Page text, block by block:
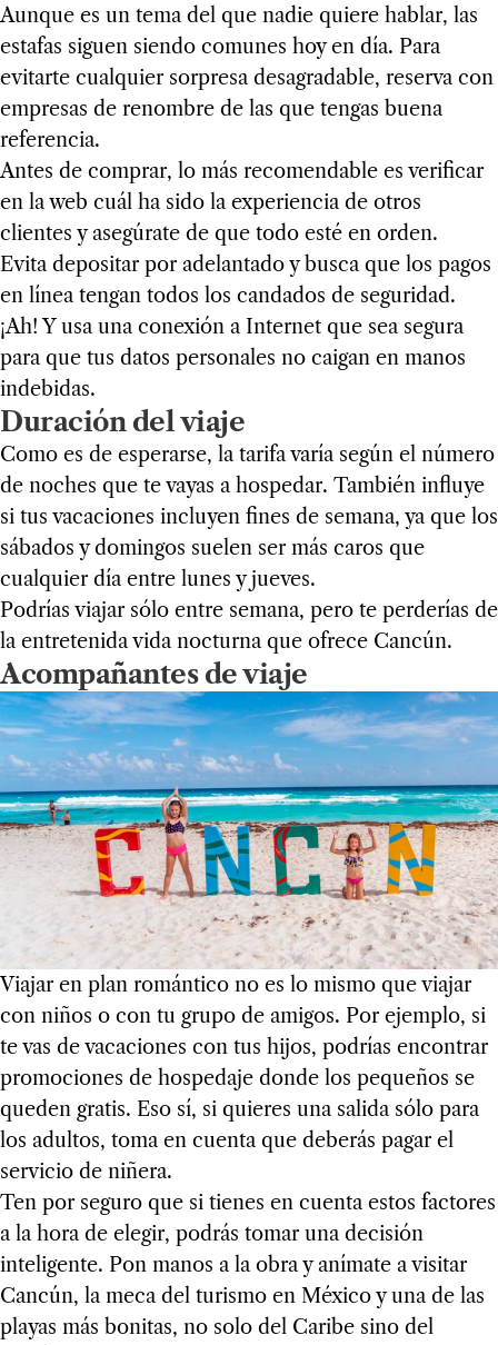
Aunque es un tema del que nadie quiere hablar, las
estafas siguen siendo comunes hoy en día. Para
evitarte cualquier sorpresa desagradable, reserva con
empresas de renombre de las que tengas buena
referencia.
Antes de comprar, lo más recomendable es verificar
en la web cuál ha sido la experiencia de otros
clientes y asegúrate de que todo esté en orden.
Evita depositar por adelantado y busca que los pagos
en línea tengan todos los candados de seguridad.
¡Ah! Y usa una conexión a Internet que sea segura
para que tus datos personales no caigan en manos
indebidas.
Duración del viaje
Como es de esperarse, la tarifa varía según el número
de noches que te vayas a hospedar. También influye
si tus vacaciones incluyen fines de semana, ya que los
sábados y domingos suelen ser más caros que
cualquier día entre lunes y jueves.
Podrías viajar sólo entre semana, pero te perderías de
la entretenida vida nocturna que ofrece Cancún.
Acompañantes de viaje
Viajar en plan romántico no es lo mismo que viajar
con niños o con tu grupo de amigos. Por ejemplo, si
te vas de vacaciones con tus hijos, podrías encontrar
promociones de hospedaje donde los pequeños se
queden gratis. Eso sí, si quieres una salida sólo para
los adultos, toma en cuenta que deberás pagar el
servicio de niñera.
Ten por seguro que si tienes en cuenta estos factores
a la hora de elegir, podrás tomar una decisión
inteligente. Pon manos a la obra y anímate a visitar
Cancún, la meca del turismo en México y una de las
playas más bonitas, no solo del Caribe sino del